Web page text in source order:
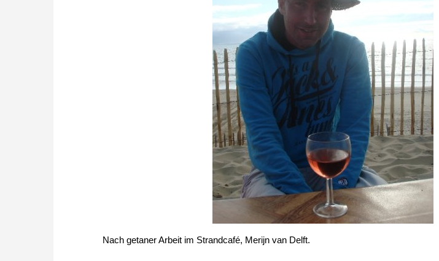
Nach getaner Arbeit im Strandcafé, Merijn van Delft.